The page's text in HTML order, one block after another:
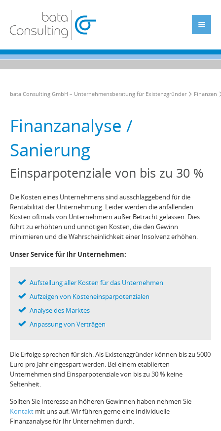
bata Consulting GmbH – Unternehmensberatung für Existenzgründer Finanzen
Finanzanalyse /
Sanierung
Einsparpotenziale von bis zu 30 %
Die Kosten eines Unternehmens sind ausschlaggebend für die
Rentabilität der Unternehmung. Leider werden die anfallenden
Kosten oftmals von Unternehmern außer Betracht gelassen. Dies
führt zu erhöhten und unnötigen Kosten, die den Gewinn
minimieren und die Wahrscheinlichkeit einer Insolvenz erhöhen.
Unser Service für Ihr Unternehmen:
Aufstellung aller Kosten für das Unternehmen
Aufzeigen von Kosteneinsparpotenzialen
Analyse des Marktes
Anpassung von Verträgen
Die Erfolge sprechen für sich. Als Existenzgründer können bis zu 5000
Euro pro Jahr eingespart werden. Bei einem etablierten
Unternehmen sind Einsparpotenziale von bis zu 30 % keine
Seltenheit.
Sollten Sie Interesse an höheren Gewinnen haben nehmen Sie
Kontakt mit uns auf. Wir führen gerne eine Individuelle
Finanzanalyse für Ihr Unternehmen durch.